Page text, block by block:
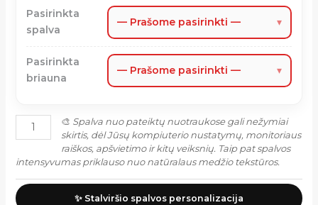
Pasirinkta
spalva
— Prašome pasirinkti — ▾
Pasirinkta
briauna
— Prašome pasirinkti — ▾
🎨 Spalva nuo pateiktų nuotraukose gali nežymiai
skirtis, dėl Jūsų kompiuterio nustatymų, monitoriaus
raiškos, apšvietimo ir kitų veiksnių. Taip pat spalvos
intensyvumas priklauso nuo natūralaus medžio tekstūros.
✨ Stalviršio spalvos personalizacija